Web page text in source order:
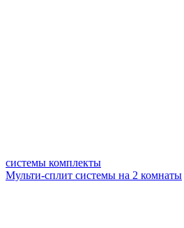
системы комплекты
Мульти-сплит системы на 2 комнаты